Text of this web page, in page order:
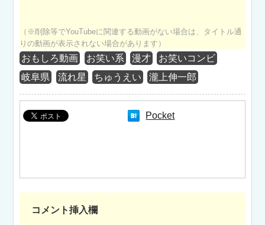
（※削除等でYouTubeに関連する動画がない場合は、タイトル通
りの動画が表示されない場合があります）
おもしろ動画 お笑い系 漫才
お笑いコンビ
岐阜県
流れ星 ちゅうえい 瀧上伸一郎
Pocket
コメント挿入欄